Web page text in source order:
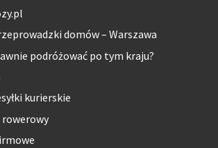
domów – Warszawa
podróżować po tym kraju?
kurierskie
rowerowy